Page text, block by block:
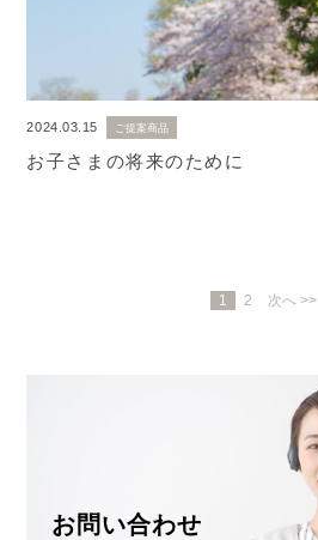
2024.03.15 ご提案商品
お子さまの将来のために
1 2 次へ >>
お問い合わせ